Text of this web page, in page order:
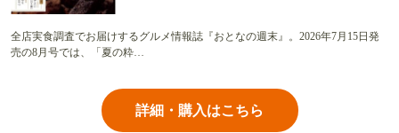
全店実食調査でお届けするグルメ情報誌『おとなの週末』。2026年7月15日発
売の8月号では、「夏の粋…
詳細・購入はこちら